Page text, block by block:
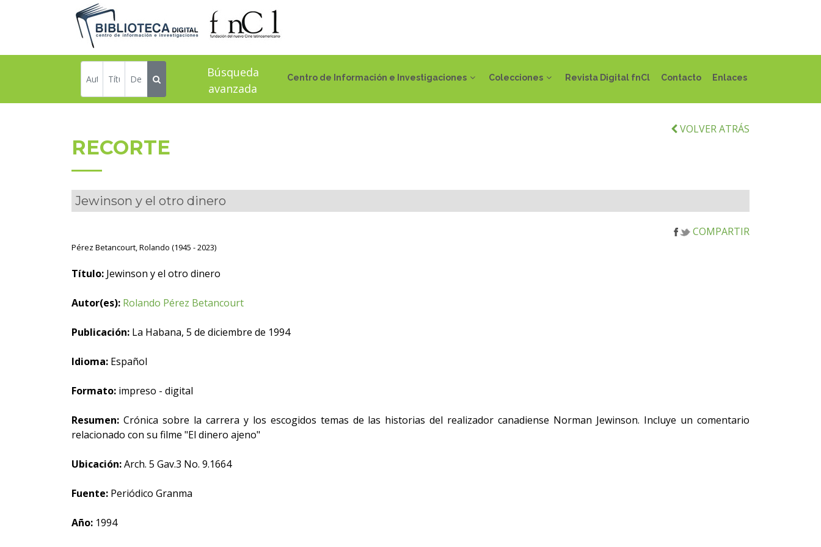
Centro de Información e Investigaciones Colecciones Revista Digital fnCl Contacto Enlaces
Búsqueda
avanzada
VOLVER ATRÁS
RECORTE
Jewinson y el otro dinero
COMPARTIR
Pérez Betancourt, Rolando (1945 - 2023)
Título: Jewinson y el otro dinero
Autor(es): Rolando Pérez Betancourt
Publicación: La Habana, 5 de diciembre de 1994
Idioma: Español
Formato: impreso - digital
Resumen: Crónica sobre la carrera y los escogidos temas de las historias del realizador canadiense Norman Jewinson. Incluye un comentario
relacionado con su filme "El dinero ajeno"
Ubicación:Arch. 5 Gav.3 No. 9.1664
Fuente: Periódico Granma
Año: 1994